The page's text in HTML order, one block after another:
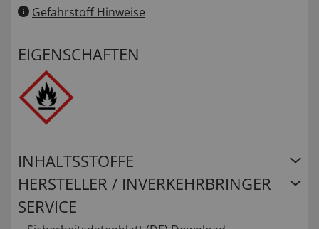
Gefahrstoff Hinweise
EIGENSCHAFTEN
INHALTSSTOFFE
HERSTELLER / INVERKEHRBRINGER
SERVICE